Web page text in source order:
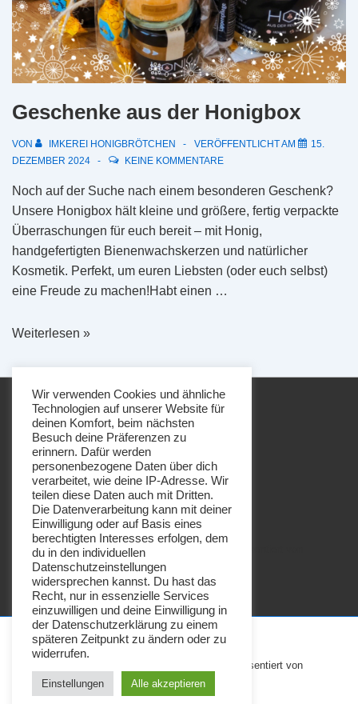
Geschenke aus der Honigbox
VON IMKEREI HONIGBRÖTCHEN VERÖFFENTLICHT AM
15.
DEZEMBER 2024
KEINE KOMMENTARE
Noch auf der Suche nach einem besonderen Geschenk?
Unsere Honigbox hält kleine und größere, fertig verpackte
Überraschungen für euch bereit – mit Honig,
handgefertigten Bienenwachskerzen und natürlicher
Kosmetik. Perfekt, um euren Liebsten (oder euch selbst)
eine Freude zu machen!Habt einen …
Geschenke
Honigbox
Weiterlesen »
Footer-
Menü
Impressum Datenschutz
Copyright © 2026 Imkerei Honigbrötchen
Responsive-Theme
| Präsentiert von
Responsive-Theme
Wir verwenden Cookies und ähnliche
Technologien auf unserer Website für
deinen Komfort, beim nächsten
Besuch deine Präferenzen zu
erinnern. Dafür werden
personenbezogene Daten über dich
verarbeitet, wie deine IP-Adresse. Wir
teilen diese Daten auch mit Dritten.
Die Datenverarbeitung kann mit deiner
Einwilligung oder auf Basis eines
berechtigten Interesses erfolgen, dem
du in den individuellen
Datenschutzeinstellungen
widersprechen kannst. Du hast das
Recht, nur in essenzielle Services
einzuwilligen und deine Einwilligung in
der Datenschutzerklärung zu einem
späteren Zeitpunkt zu ändern oder zu
widerrufen.
Einstellungen Alle akzeptieren